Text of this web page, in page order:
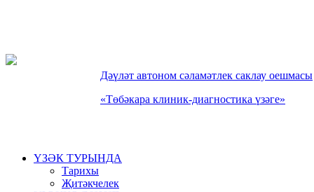
Дəүлəт автоном сəламəтлек саклау оешмасы
«Төбəкара клиник-диагностика үзəге»
ҮЗƏК ТУРЫНДА
Тарихы
Җитәкчелек